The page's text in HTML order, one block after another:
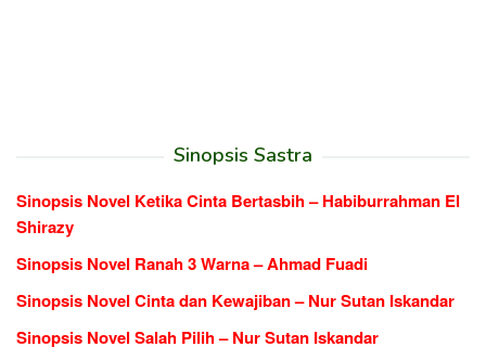
Sinopsis Sastra
Sinopsis Novel Ketika Cinta Bertasbih – Habiburrahman El
Shirazy
Sinopsis Novel Ranah 3 Warna – Ahmad Fuadi
Sinopsis Novel Cinta dan Kewajiban – Nur Sutan Iskandar
Sinopsis Novel Salah Pilih – Nur Sutan Iskandar